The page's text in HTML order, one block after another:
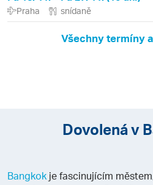
Praha snídaně
Všechny termíny
Dovolená v
Bangkok je fascinujícím